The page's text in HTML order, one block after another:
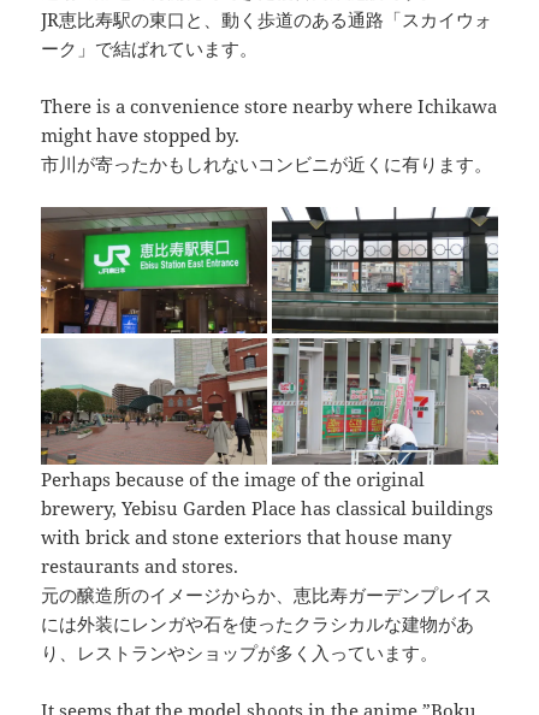
JR恵比寿駅の東口と、動く歩道のある通路「スカイウォ
ーク」で結ばれています。
There is a convenience store nearby where Ichikawa
might have stopped by.
市川が寄ったかもしれないコンビニが近くに有ります。
Perhaps because of the image of the original
brewery, Yebisu Garden Place has classical buildings
with brick and stone exteriors that house many
restaurants and stores.
元の醸造所のイメージからか、恵比寿ガーデンプレイス
には外装にレンガや石を使ったクラシカルな建物があ
り、レストランやショップが多く入っています。
It seems that the model shoots in the anime ”Boku